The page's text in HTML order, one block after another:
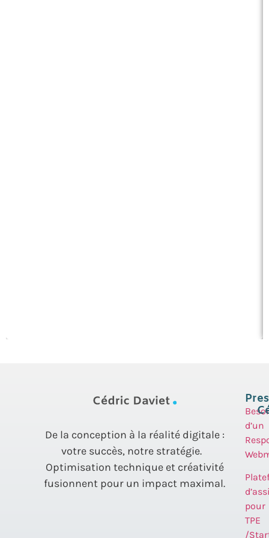
De la conception à la réalité digitale :
votre succès, notre stratégie.
Optimisation technique et créativité
fusionnent pour un impact maximal.
d’un
pour
TPE
/